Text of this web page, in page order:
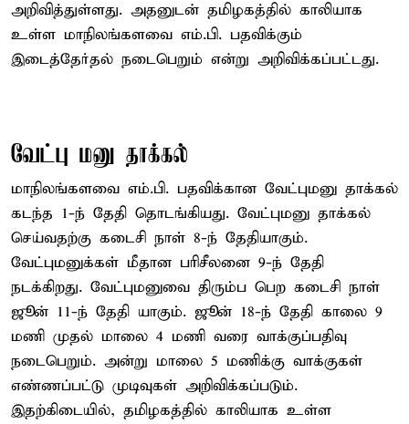
அறிவித்துள்ளது. அதனுடன் தமிழகத்தில் காலியாக
உள்ள மாநிலங்களவை எம்.பி. பதவிக்கும்
இடைத்தேர்தல் நடைபெறும் என்று அறிவிக்கப்பட்டது.
வேட்பு மனு தாக்கல்
மாநிலங்களவை எம்.பி. பதவிக்கான வேட்புமனு தாக்கல்
கடந்த 1-ந் தேதி தொடங்கியது. வேட்புமனு தாக்கல்
செய்வதற்கு கடைசி நாள் 8-ந் தேதியாகும்.
வேட்புமனுக்கள் மீதான பரிசீலனை 9-ந் தேதி
நடக்கிறது. வேட்புமனுவை திரும்ப பெற கடைசி நாள்
ஜூன் 11-ந் தேதி யாகும். ஜூன் 18-ந் தேதி காலை 9
மணி முதல் மாலை 4 மணி வரை வாக்குப்பதிவு
நடைபெறும். அன்று மாலை 5 மணிக்கு வாக்குகள்
எண்ணப்பட்டு முடிவுகள் அறிவிக்கப்படும்.
இதற்கிடையில், தமிழகத்தில் காலியாக உள்ள